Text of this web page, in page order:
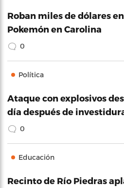
Roban miles de dólares
Pokemón en Carolina
0
Política
Ataque con explosivos
día después de
0
Educación
Recinto de Río Piedras